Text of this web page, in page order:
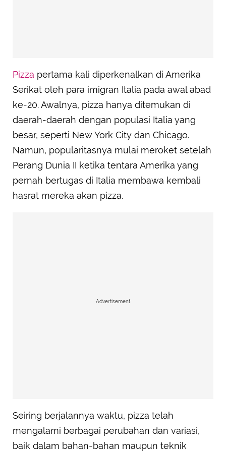
Pizza pertama kali diperkenalkan di Amerika
Serikat oleh para imigran Italia pada awal abad
ke-20. Awalnya, pizza hanya ditemukan di
daerah-daerah dengan populasi Italia yang
besar, seperti New York City dan Chicago.
Namun, popularitasnya mulai meroket setelah
Perang Dunia II ketika tentara Amerika yang
pernah bertugas di Italia membawa kembali
hasrat mereka akan pizza.
Advertisement
Seiring berjalannya waktu, pizza telah
mengalami berbagai perubahan dan variasi,
baik dalam bahan-bahan maupun teknik